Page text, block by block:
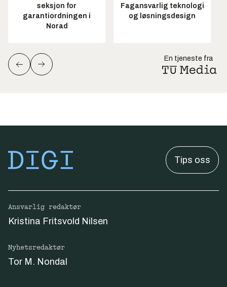
seksjon for
garantiordningen i
Norad
Fagansvarlig teknologi
og løsningsdesign
En tjeneste fra
Tips oss
Ansvarlig redaktør
Kristina Fritsvold Nilsen
Nyhetsredaktør
Tor M. Nondal